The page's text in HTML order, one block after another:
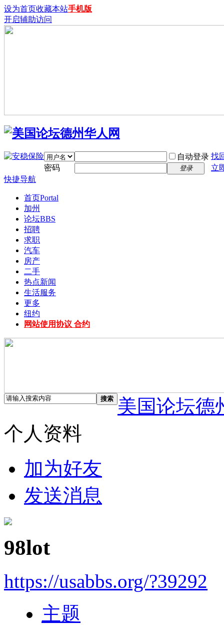
设为首页收藏本站手机版
开启辅助访问
自动登录 找
密码
登录
立
快捷导航
首页Portal
加州
论坛BBS
招聘
求职
汽车
房产
二手
热点新闻
生活服务
更多
纽约
网站使用协议 合约
搜索
美国论坛德
个人资料
加为好友
发送消息
98lot
https://usabbs.org/?39292
主题